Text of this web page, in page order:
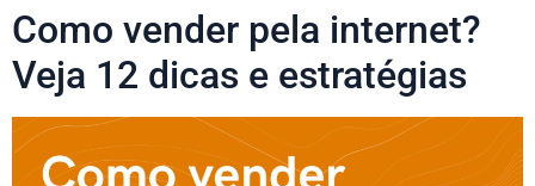
Como vender pela internet?
Veja 12 dicas e estratégias